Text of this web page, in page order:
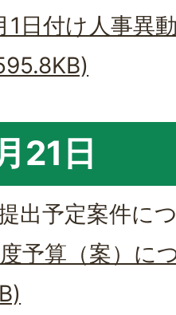
1日付け人事異
21日
出予定案件に
予算（案）に